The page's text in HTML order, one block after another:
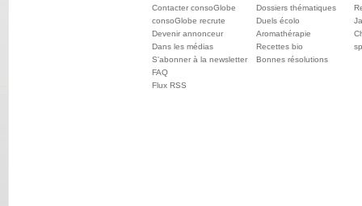
Contacter consoGlobe
consoGlobe recrute
Devenir annonceur
Dans les médias
S'abonner à la newsletter
FAQ
Flux RSS
Dossiers thématiques
Duels écolo
Aromathérapie
Recettes bio
Bonnes résolutions